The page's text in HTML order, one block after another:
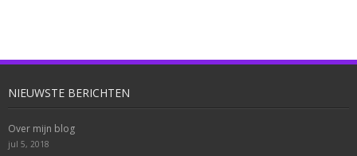
NIEUWSTE BERICHTEN
Over mijn blog
jul 5, 2018